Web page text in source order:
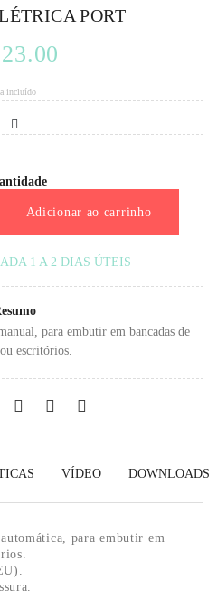
PORT
incluído
Adicionar ao carrinho
1 A 2 DIAS ÚTEIS
para embutir em bancadas de
escritórios.
VÍDEO DOWNLOADS
para embutir em